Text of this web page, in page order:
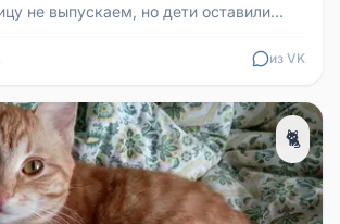
не выпускаем, но дети оставили
из VK
🐈